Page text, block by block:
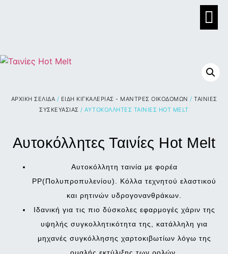
ΑΡΧΙΚΉ ΣΕΛΊΔΑ / ΕΙΔΗ ΚΙΓΚΑΛΕΡΙΑΣ - ΜΑΝΤΡΕΣ ΟΙΚΟΔΟΜΩΝ / ΤΑΙΝΙΕΣ
ΣΥΣΚΕΥΑΣΙΑΣ / ΑΥΤΟΚΌΛΛΗΤΕΣ ΤΑΙΝΊΕΣ HOT MELT
Αυτοκόλλητες Ταινίες Hot Melt
Αυτοκόλλητη ταινία με φορέα
PP(Πολυπροπυλενίου). Κόλλα τεχνητού ελαστικού
και ρητινών υδρογονανθράκων.
Ιδανική για τις πιο δύσκολες εφαρμογές χάριν της
υψηλής συγκολλητικότητα της, κατάλληλη για
μηχανές συγκόλλησης χαρτοκιβωτίων λόγω της